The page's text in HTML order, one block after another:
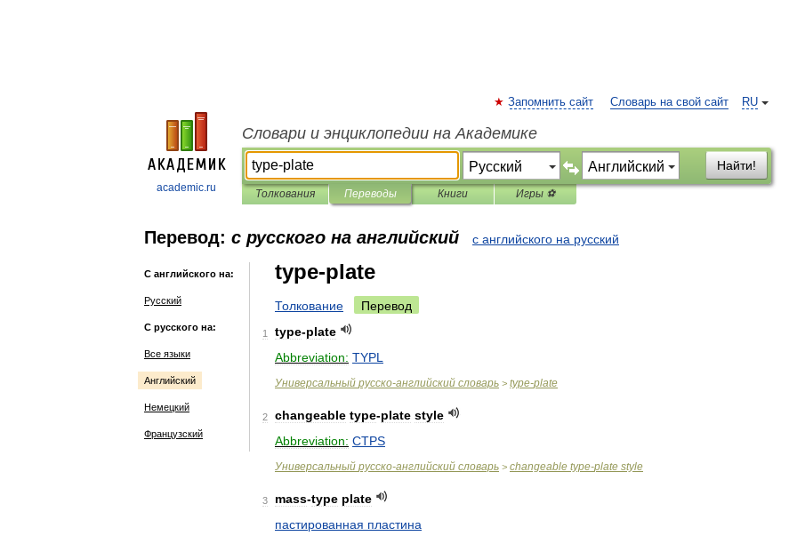
academic.ru
RU
Запомнить сайт Словарь на свой сайт
Словари и энциклопедии на Академике
Найти!
Толкования Переводы Книги Игры ⚽
Перевод: с русского на английский с английского на русский
С английского на:
Русский
С русского на:
Все языки
Английский
Немецкий
Французский
type-plate
Толкование Перевод
1 type-plate
Abbreviation: TYPL
Универсальный русско-английский словарь > type-plate
2 changeable type-plate style
Abbreviation: CTPS
Универсальный русско-английский словарь > changeable type-plate style
3 mass-type plate
пастированная пластина